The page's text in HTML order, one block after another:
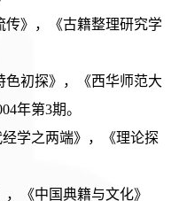
传》，《古籍整理研究学
色初探》，《西华师范大
年第3期。
学之两端》，《理论探
《中国典籍与文化》